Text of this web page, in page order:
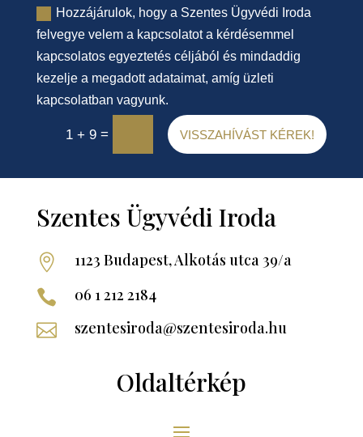
Hozzájárulok, hogy a Szentes Ügyvédi Iroda
felvegye velem a kapcsolatot a kérdésemmel
kapcsolatos egyeztetés céljából és mindaddig
kezelje a megadott adataimat, amíg üzleti
kapcsolatban vagyunk.
1 + 9 = VISSZAHÍVÁST KÉREK!
Szentes Ügyvédi Iroda
 1123 Budapest, Alkotás utca 39/a
 06 1 212 2184
 szentesiroda@szentesiroda.hu
Oldaltérkép